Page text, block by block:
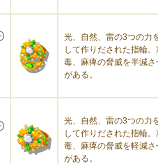
光、自然、雷の3つの力
して作りだされた指輪
毒、麻痺の脅威を半減さ
がある。
光、自然、雷の3つの力
して作りだされた指輪
毒、麻痺の脅威を軽減さ
がある。